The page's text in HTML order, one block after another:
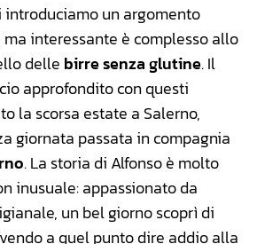
introduciamo un argomento
ma interessante è complesso allo
delle birre senza glutine. Il
approfondito con questi
la scorsa estate a Salerno,
giornata passata in compagnia
. La storia di Alfonso è molto
inusuale: appassionato da
un bel giorno scoprì di
a quel punto dire addio alla